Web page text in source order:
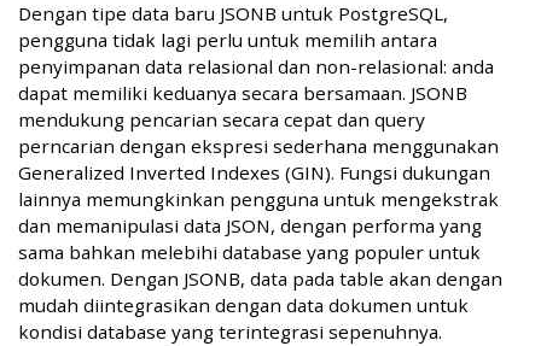
Dengan tipe data baru JSONB untuk PostgreSQL,
pengguna tidak lagi perlu untuk memilih antara
penyimpanan data relasional dan non-relasional: anda
dapat memiliki keduanya secara bersamaan. JSONB
mendukung pencarian secara cepat dan query
perncarian dengan ekspresi sederhana menggunakan
Generalized Inverted Indexes (GIN). Fungsi dukungan
lainnya memungkinkan pengguna untuk mengekstrak
dan memanipulasi data JSON, dengan performa yang
sama bahkan melebihi database yang populer untuk
dokumen. Dengan JSONB, data pada table akan dengan
mudah diintegrasikan dengan data dokumen untuk
kondisi database yang terintegrasi sepenuhnya.